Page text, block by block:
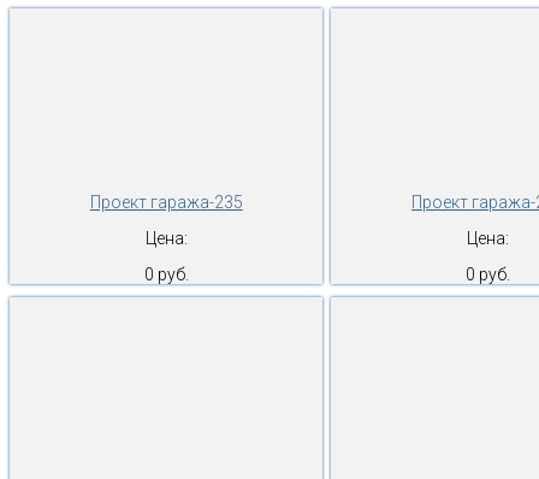
Проект гаража-235
Цена:
0 руб.
Проект
Цена:
0 руб.